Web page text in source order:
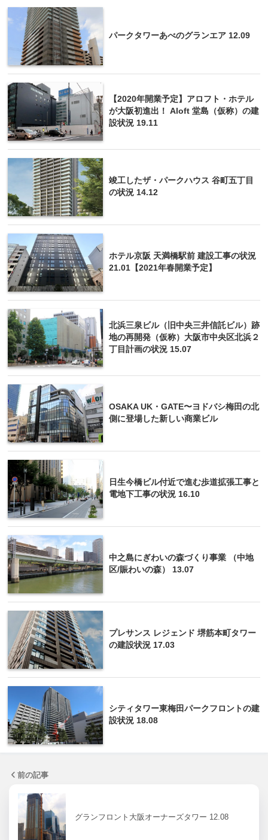
パークタワーあべのグランエア 12.09
【2020年開業予定】アロフト・ホテル
が大阪初進出！ Aloft 堂島（仮称）の建
設状況 19.11
竣工したザ・パークハウス 谷町五丁目
の状況 14.12
ホテル京阪 天満橋駅前 建設工事の状況
21.01【2021年春開業予定】
北浜三泉ビル（旧中央三井信託ビル）跡
地の再開発（仮称）大阪市中央区北浜２
丁目計画の状況 15.07
OSAKA UK・GATE〜ヨドバシ梅田の北
側に登場した新しい商業ビル
日生今橋ビル付近で進む歩道拡張工事と
電地下工事の状況 16.10
中之島にぎわいの森づくり事業 （中地
区/賑わいの森） 13.07
プレサンス レジェンド 堺筋本町タワー
の建設状況 17.03
シティタワー東梅田パークフロントの建
設状況 18.08
前の記事
グランフロント大阪オーナーズタワー 12.08